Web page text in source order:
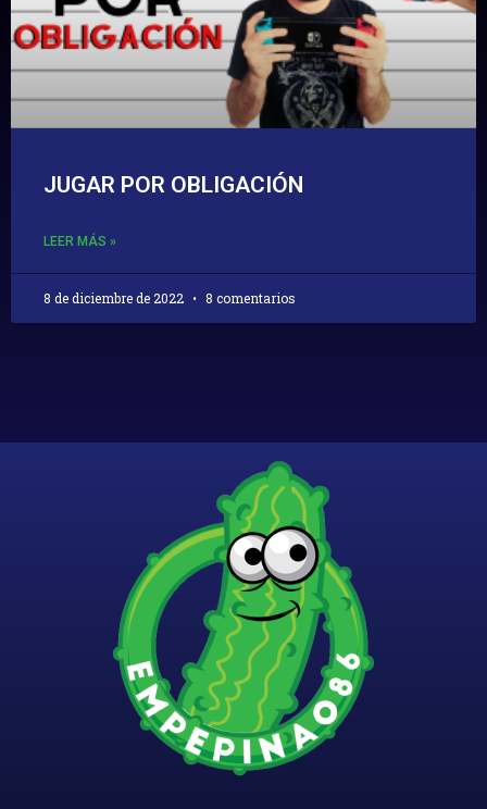
JUGAR POR OBLIGACIÓN
LEER MÁS »
8 de diciembre de 2022 8 comentarios